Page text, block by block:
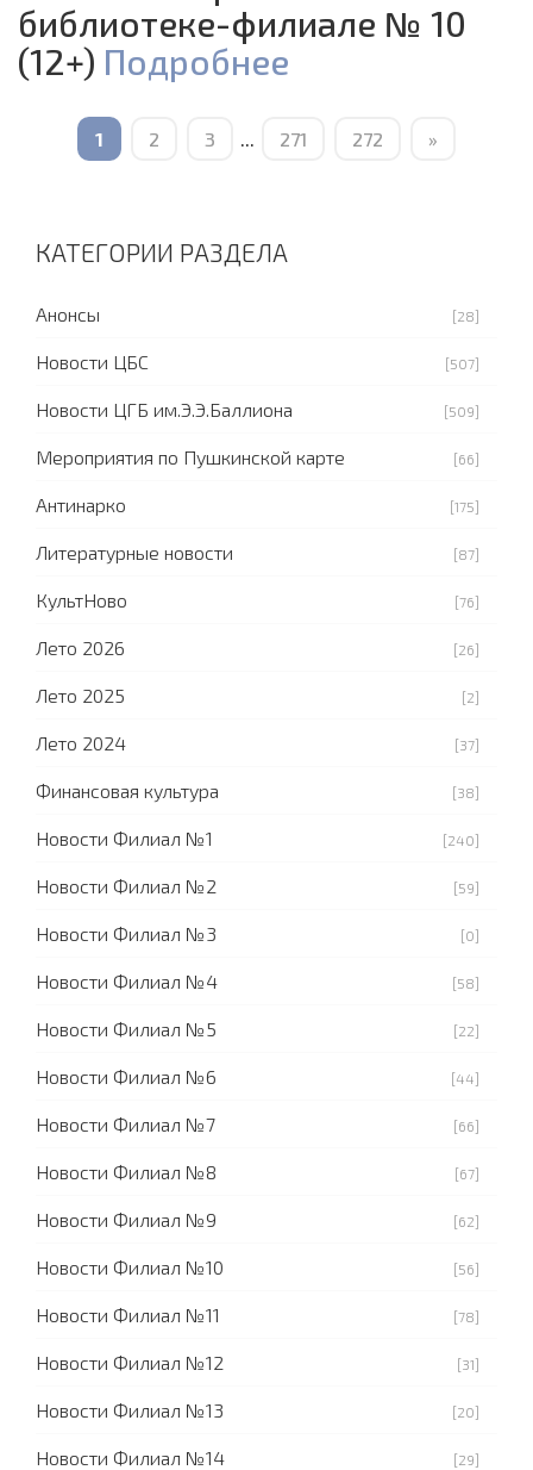
библиотеке-филиале № 10
(12+) Подробнее
1 2 3 ... 271 272 »
КАТЕГОРИИ РАЗДЕЛА
Анонсы [28]
Новости ЦБС [507]
Новости ЦГБ им.Э.Э.Баллиона [509]
Мероприятия по Пушкинской карте [66]
Антинарко [175]
Литературные новости [87]
КультНово [76]
Лето 2026 [26]
Лето 2025 [2]
Лето 2024 [37]
Финансовая культура [38]
Новости Филиал №1 [240]
Новости Филиал №2 [59]
Новости Филиал №3 [0]
Новости Филиал №4 [58]
Новости Филиал №5 [22]
Новости Филиал №6 [44]
Новости Филиал №7 [66]
Новости Филиал №8 [67]
Новости Филиал №9 [62]
Новости Филиал №10 [56]
Новости Филиал №11 [78]
Новости Филиал №12 [31]
Новости Филиал №13 [20]
Новости Филиал №14 [29]